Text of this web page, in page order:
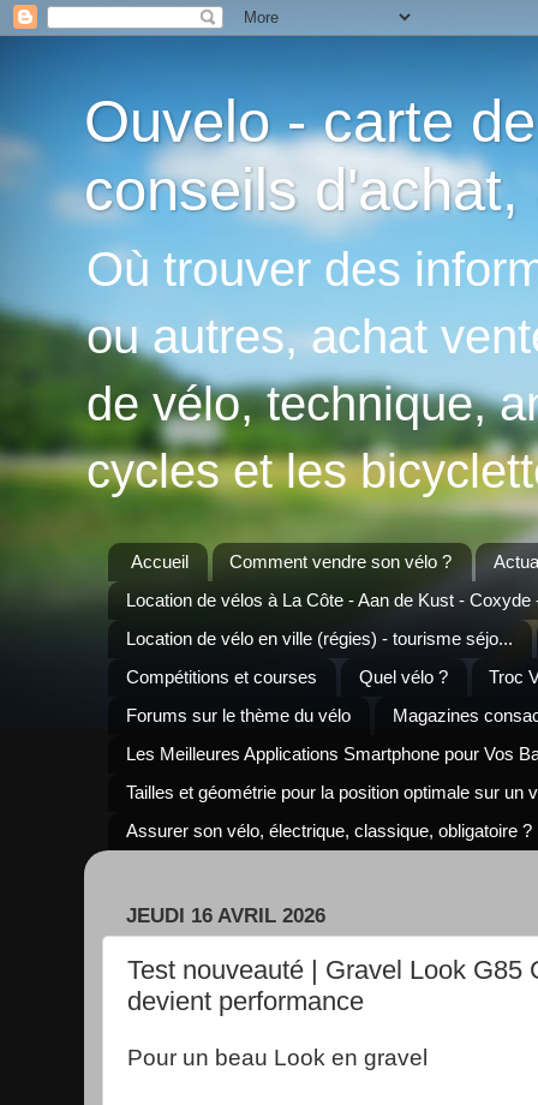
Ouvelo - carte
conseils
Où trouver des
ou autres, achat
de vélo, technique,
cycles et les
Accueil Comment vendre son vélo ?
Location de vélos à La Côte - Aan de Kust - Coxyde
Location de vélo en ville (régies) - tourisme séjo...
Compétitions et courses
Quel vélo ?
Troc
Forums sur le thème du vélo
Magazines
Les Meilleures Applications Smartphone pour Vos
Tailles et géométrie pour la position optimale sur un
Assurer son vélo, électrique, classique, obligatoire ?
JEUDI 16 AVRIL 2026
Test nouveauté | Gravel Look G85
devient performance
Pour un beau Look en gravel